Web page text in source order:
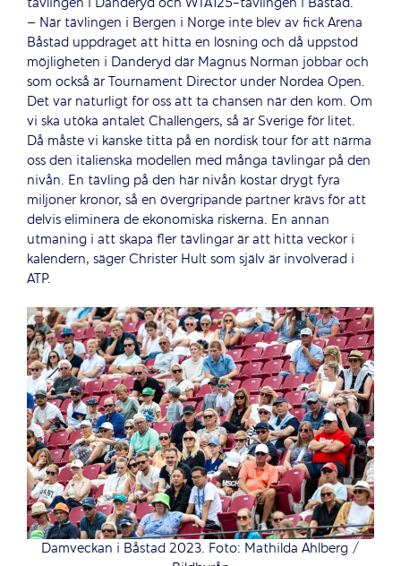
– När tävlingen i Bergen i Norge inte blev av fick Arena
Båstad uppdraget att hitta en lösning och då uppstod
möjligheten i Danderyd där Magnus Norman jobbar och
som också är Tournament Director under Nordea Open.
Det var naturligt för oss att ta chansen när den kom. Om
vi ska utöka antalet Challengers, så är Sverige för litet.
Då måste vi kanske titta på en nordisk tour för att närma
oss den italienska modellen med många tävlingar på den
nivån. En tävling på den här nivån kostar drygt fyra
miljoner kronor, så en övergripande partner krävs för att
delvis eliminera de ekonomiska riskerna. En annan
utmaning i att skapa fler tävlingar är att hitta veckor i
kalendern, säger Christer Hult som själv är involverad i
ATP.
Damveckan i Båstad 2023. Foto: Mathilda Ahlberg /